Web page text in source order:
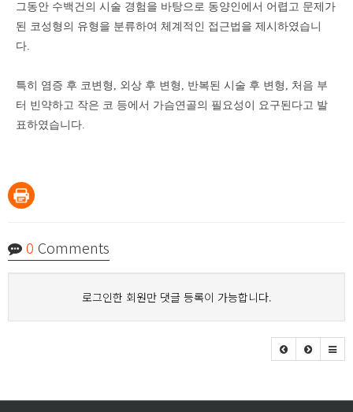
그동안 수백건의 시술 경험을 바탕으로 동양인에서 어렵고 문제가
된 코성형의 유형을 분류하여 체계적인 접근법을 제시하였습니
다.
특히 염증 후 코변형, 외상 후 변형, 반복된 시술 후 변형, 처음 부
터 빈약하고 작은 코 등에서 가슴연골의 필요성이 요구된다고 발
표하였습니다.
0 Comments
로그인한 회원만 댓글 등록이 가능합니다.